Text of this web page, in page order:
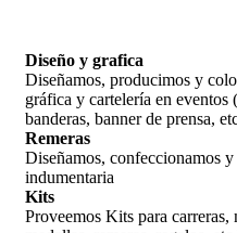
Diseño y grafica
Diseñamos, producimos y
gráfica y cartelería en eventos
banderas, banner de prensa,
Remeras
Diseñamos, confeccionamos y
indumentaria
Kits
Proveemos Kits para carreras,